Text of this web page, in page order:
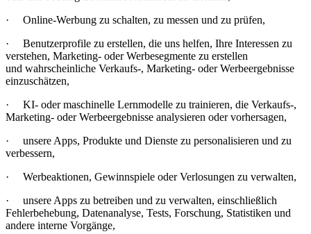
· Online-Werbung zu schalten, zu messen und zu prüfen,
· Benutzerprofile zu erstellen, die uns helfen, Ihre Interessen zu
verstehen, Marketing- oder Werbesegmente zu erstellen
und wahrscheinliche Verkaufs-, Marketing- oder Werbeergebnisse
einzuschätzen,
· KI- oder maschinelle Lernmodelle zu trainieren, die Verkaufs-,
Marketing- oder Werbeergebnisse analysieren oder vorhersagen,
· unsere Apps, Produkte und Dienste zu personalisieren und zu
verbessern,
· Werbeaktionen, Gewinnspiele oder Verlosungen zu verwalten,
· unsere Apps zu betreiben und zu verwalten, einschließlich
Fehlerbehebung, Datenanalyse, Tests, Forschung, Statistiken und
andere interne Vorgänge,